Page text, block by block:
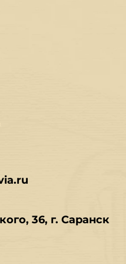
36, г. Саранск